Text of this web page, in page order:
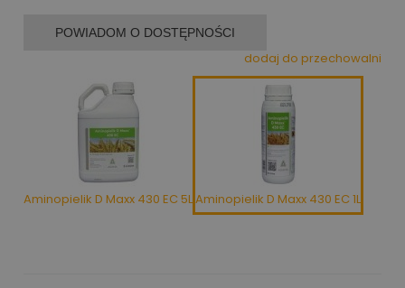
Aminopielik D Maxx 430 EC 5LAminopielik D Maxx 430 EC 1L
POWIADOM O DOSTĘPNOŚCI
dodaj do przechowalni